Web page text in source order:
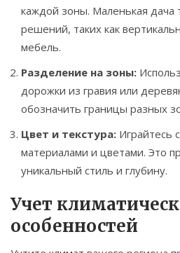
каждой зоны. Маленькая дача
решений, таких как
мебель.
Разделение на зоны:
дорожки из гравия или
обозначить границы разных
Цвет и текстура: Играйтесь
материалами и цветами. Это
уникальный стиль и глубину.
Учет
особенностей